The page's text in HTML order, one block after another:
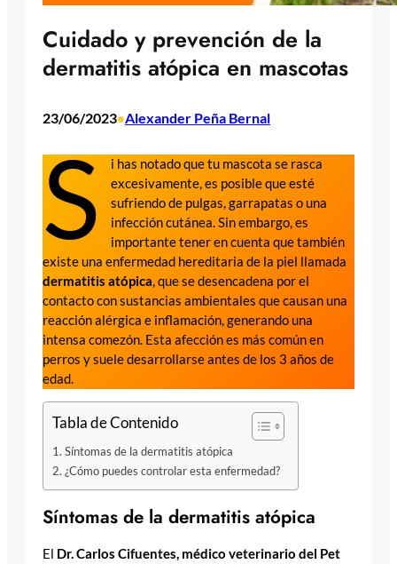
Cuidado y prevención de la
dermatitis atópica en mascotas
23/06/2023•Alexander Peña Bernal
S
i has notado que tu mascota se rasca
excesivamente, es posible que esté
sufriendo de pulgas, garrapatas o una
infección cutánea. Sin embargo, es
importante tener en cuenta que también
existe una enfermedad hereditaria de la piel llamada
dermatitis atópica, que se desencadena por el
contacto con sustancias ambientales que causan una
reacción alérgica e inflamación, generando una
intensa comezón. Esta afección es más común en
perros y suele desarrollarse antes de los 3 años de
edad.
Tabla de Contenido
Síntomas de la dermatitis atópica
¿Cómo puedes controlar esta enfermedad?
Síntomas de la dermatitis atópica
El Dr. Carlos Cifuentes, médico veterinario del Pet